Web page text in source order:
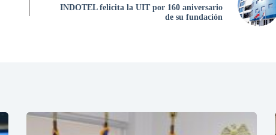
INDOTEL felicita la UIT por 160 aniversario
de su fundación